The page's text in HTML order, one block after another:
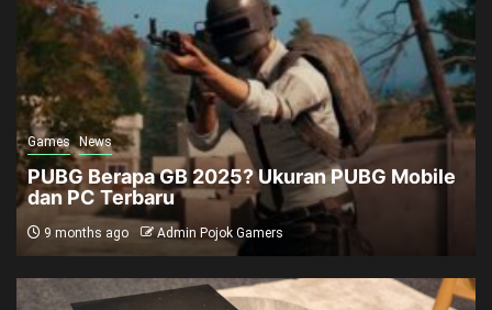
Games News
PUBG Berapa GB 2025? Ukuran PUBG Mobile
dan PC Terbaru
9 months ago Admin Pojok Gamers